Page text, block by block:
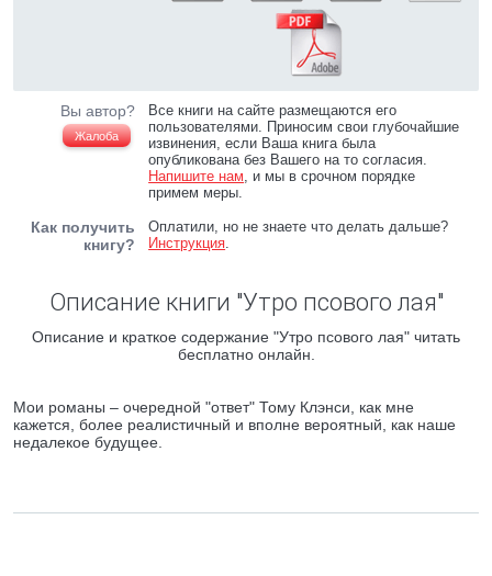
Вы автор?
Жалоба
Все книги на сайте размещаются его
пользователями. Приносим свои глубочайшие
извинения, если Ваша книга была
опубликована без Вашего на то согласия.
Напишите нам, и мы в срочном порядке
примем меры.
Как получить
книгу?
Оплатили, но не знаете что делать дальше?
Инструкция.
Описание книги "Утро псового лая"
Описание и краткое содержание "Утро псового лая" читать
бесплатно онлайн.
Мои романы – очередной "ответ" Тому Клэнси, как мне
кажется, более реалистичный и вполне вероятный, как наше
недалекое будущее.